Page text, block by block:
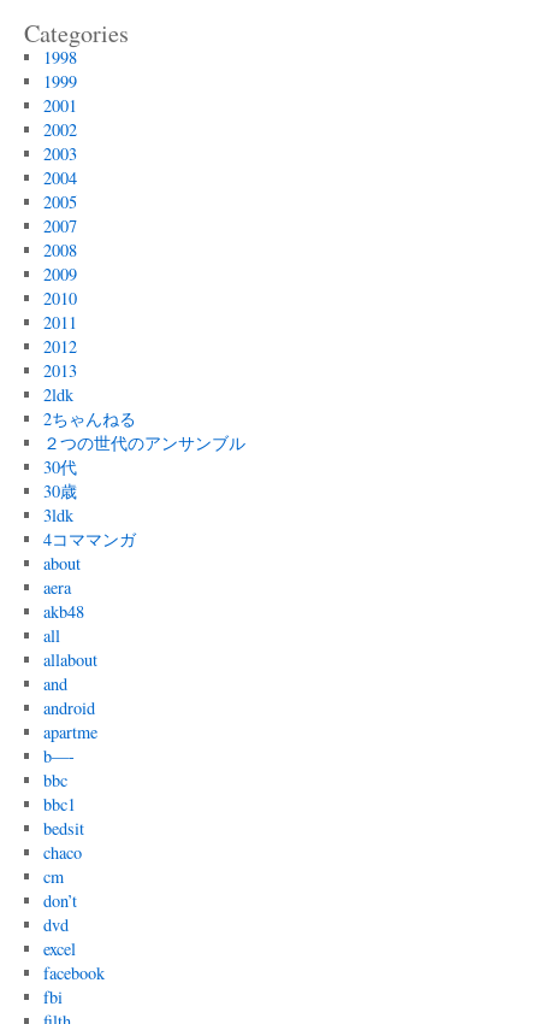
Categories
1998
1999
2001
2002
2003
2004
2005
2007
2008
2009
2010
2011
2012
2013
2ldk
2ちゃんねる
２つの世代のアンサンブル
30代
30歳
3ldk
4コママンガ
about
aera
akb48
all
allabout
and
android
apartme
b—-
bbc
bbc1
bedsit
chaco
cm
don’t
dvd
excel
facebook
fbi